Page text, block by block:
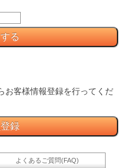
お客様情報登録を行ってくだ
よくあるご質問(FAQ)